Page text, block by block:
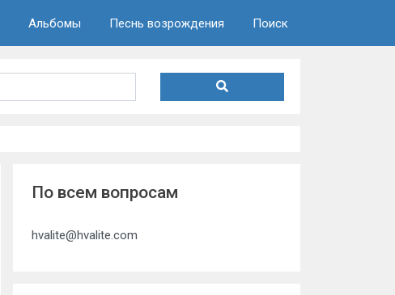
Альбомы Песнь возрождения Поиск
По всем вопросам
hvalite@hvalite.com